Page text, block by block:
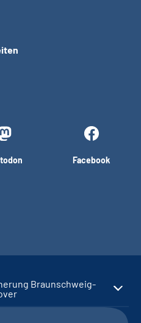
Facebook
Braunschweig-